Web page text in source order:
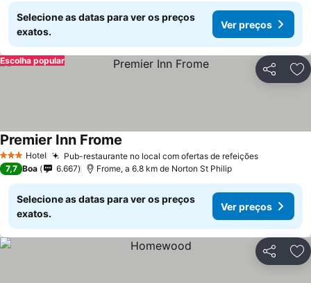
Selecione as datas para ver os preços
exatos.
Ver preços
Partilhar
Escolha popular
3 EstrelasHotel Pub-restaurante no local com ofertas de refeições
Premier Inn Frome
7,7 Boa 6.667 Frome, a 6.8 km de Norton St Philip
Selecione as datas para ver os preços
exatos.
Ver preços
Partilhar